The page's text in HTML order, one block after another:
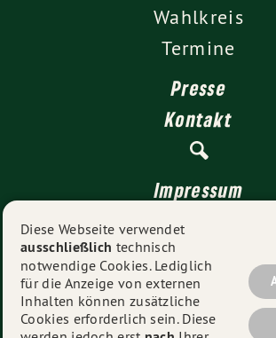
Wahlkreis
Termine
Presse
Kontakt
Impressum
Datenschutz
© 2026Cindy Holmberg- Alle Rechte
Diese Webseite verwendet
ausschließlich technisch
notwendige Cookies. Lediglich
für die Anzeige von externen
Inhalten können zusätzliche
Cookies erforderlich sein. Diese